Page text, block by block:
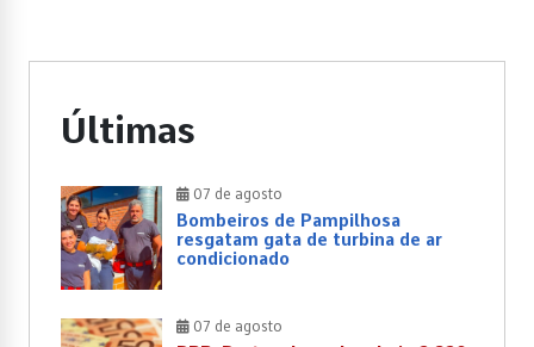
Últimas
07 de agosto
Bombeiros de Pampilhosa
resgatam gata de turbina de ar
condicionado
07 de agosto